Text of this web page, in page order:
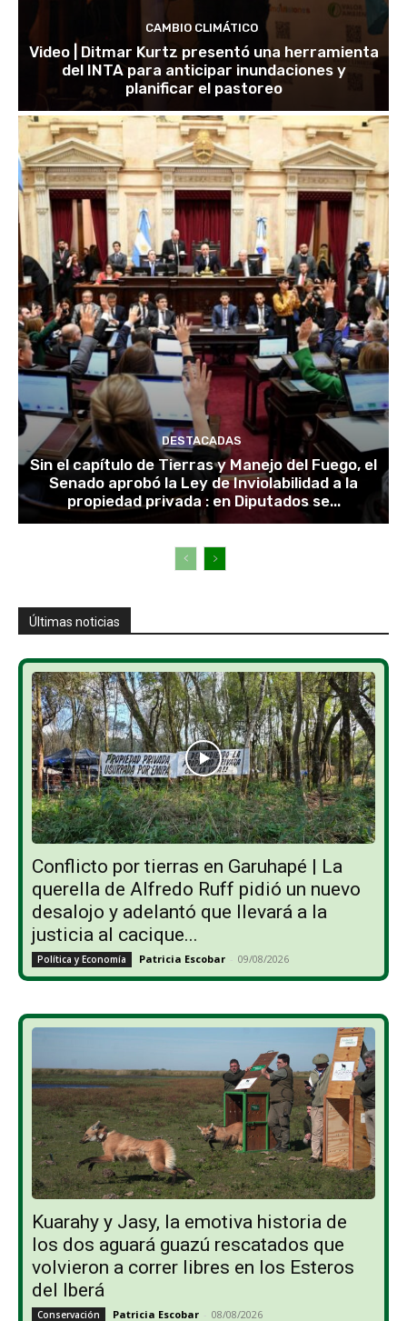
CAMBIO CLIMÁTICO
Video | Ditmar Kurtz presentó una herramienta
del INTA para anticipar inundaciones y
planificar el pastoreo
DESTACADAS
Sin el capítulo de Tierras y Manejo del Fuego, el
Senado aprobó la Ley de Inviolabilidad a la
propiedad privada : en Diputados se...
Últimas noticias
Conflicto por tierras en Garuhapé | La
querella de Alfredo Ruff pidió un nuevo
desalojo y adelantó que llevará a la
justicia al cacique...
Política y Economía Patricia Escobar - 09/08/2026
Kuarahy y Jasy, la emotiva historia de
los dos aguará guazú rescatados que
volvieron a correr libres en los Esteros
del Iberá
Conservación Patricia Escobar - 08/08/2026